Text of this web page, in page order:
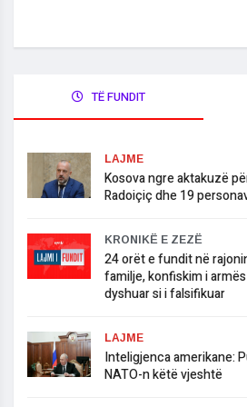
TË FUNDIT
LAJME
Kosova ngre aktakuzë
Radoiçiç dhe 19
KRONIKË E ZEZË
24 orët e fundit në
familje, konfiskim i
dyshuar si i falsifikuar
LAJME
Inteligjenca amerikane:
NATO-n këtë vjeshtë